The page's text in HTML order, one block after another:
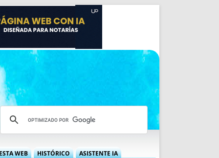
WEB HISTÓRICO ASISTENTE IA